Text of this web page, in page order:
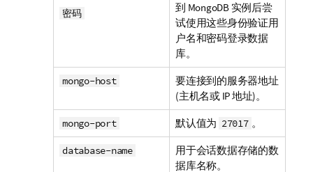
密码
到 MongoDB 实例后尝
试使用这些身份验证用
户名和密码登录数据
库。
mongo-host
要连接到的服务器地址
(主机名或 IP 地址)。
mongo-port 默认值为 27017 。
database-name
用于会话数据存储的数
据库名称。